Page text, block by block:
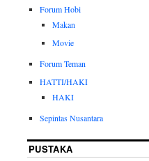
Forum Hobi
Makan
Movie
Forum Teman
HATTI/HAKI
HAKI
Sepintas Nusantara
PUSTAKA